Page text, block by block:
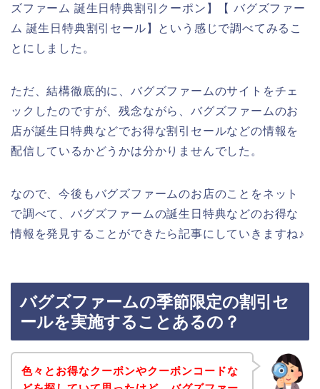
ズファーム 誕生日特典割引クーポン】【 バグズファー
ム 誕生日特典割引セール】という感じで調べてみるこ
とにしました。
ただ、結構徹底的に、バグズファームのサイトをチェ
ックしたのですが、残念ながら、バグズファームのお
店が誕生日特典などでお得な割引セールなどの情報を
配信しているかどうかは分かりませんでした。
なので、今後もバグズファームのお店のことをネット
で調べて、バグズファームの誕生日特典などのお得な
情報を発見することができたら記事にしていきますね♪
バグズファームの季節限定の割引セ
ールを実施することあるの？
色々とお得なクーポンやクーポンコードな